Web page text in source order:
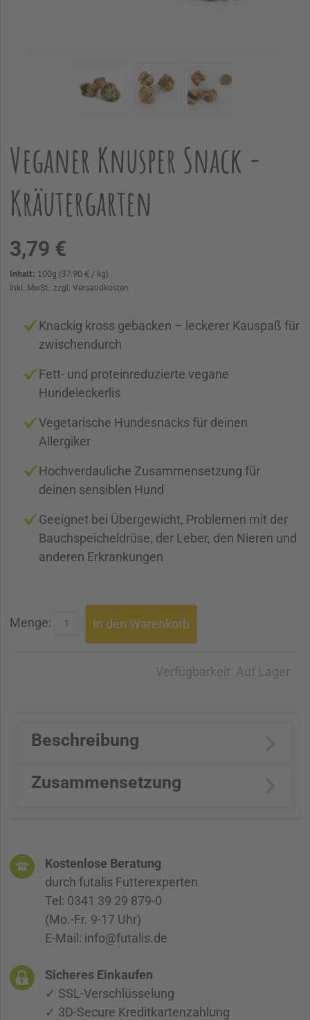
Veganer Knusper Snack -
Kräutergarten
3,79 €
Inhalt: 100g (37.90€/ kg)
Inkl. MwSt., zzgl. Versandkosten
Knackig kross gebacken – leckerer Kauspaß für
zwischendurch
Fett- und proteinreduzierte vegane
Hundeleckerlis
Vegetarische Hundesnacks für deinen
Allergiker
Hochverdauliche Zusammensetzung für
deinen sensiblen Hund
Geeignet bei Übergewicht, Problemen mit der
Bauchspeicheldrüse, der Leber, den Nieren und
anderen Erkrankungen
Menge: In den Warenkorb
Verfügbarkeit: Auf Lager
Beschreibung
Zusammensetzung
Kostenlose Beratung
durch futalis Futterexperten
Tel: 0341 39 29 879-0
(Mo.-Fr. 9-17 Uhr)
E-Mail: info@futalis.de
Sicheres Einkaufen
✓ SSL-Verschlüsselung
✓ 3D-Secure Kreditkartenzahlung